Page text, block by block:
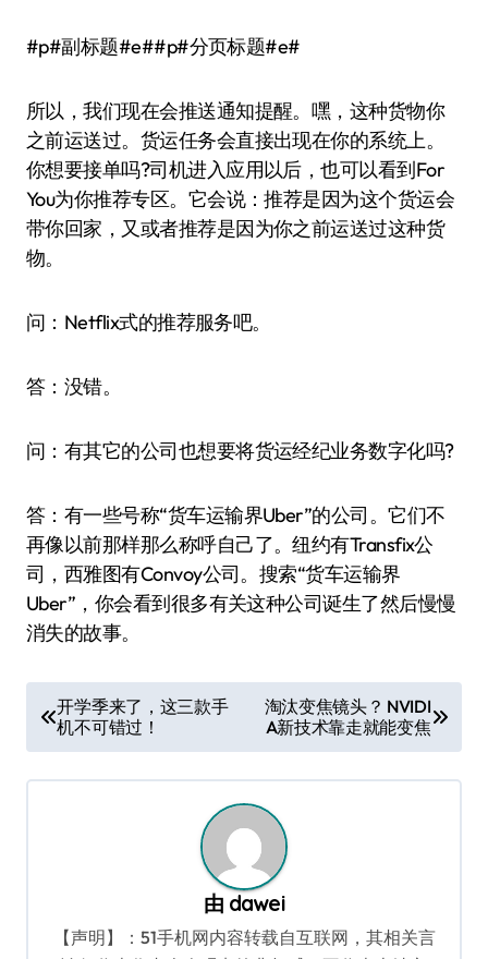
#p#副标题#e##p#分页标题#e#
所以，我们现在会推送通知提醒。嘿，这种货物你
之前运送过。货运任务会直接出现在你的系统上。
你想要接单吗?司机进入应用以后，也可以看到For
You为你推荐专区。它会说：推荐是因为这个货运会
带你回家，又或者推荐是因为你之前运送过这种货
物。
问：Netflix式的推荐服务吧。
答：没错。
问：有其它的公司也想要将货运经纪业务数字化吗?
答：有一些号称“货车运输界Uber”的公司。它们不
再像以前那样那么称呼自己了。纽约有Transfix公
司，西雅图有Convoy公司。搜索“货车运输界
Uber”，你会看到很多有关这种公司诞生了然后慢慢
消失的故事。
章
导
开学季来了，这三款手
机不可错过！
淘汰变焦镜头？ NVIDI
A新技术靠走就能变焦
由 dawei
【声明】：51手机网内容转载自互联网，其相关言